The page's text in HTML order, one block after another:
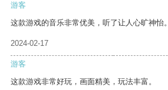
游客
这款游戏的音乐非常优美，听了让人心旷神怡。
2024-02-17
游客
这款游戏非常好玩，画面精美，玩法丰富。